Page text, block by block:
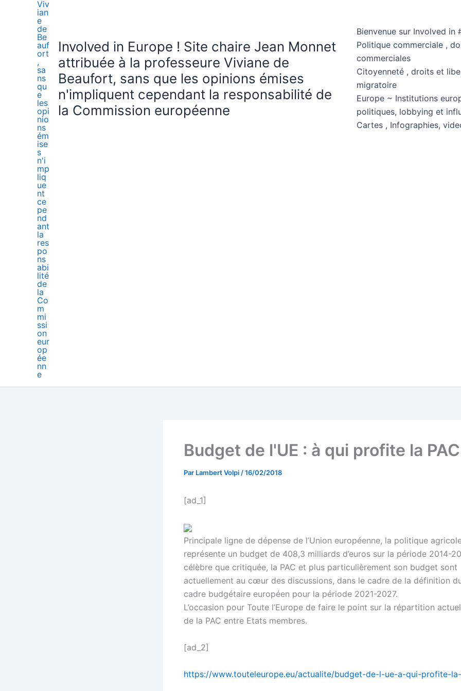
Involved in Europe ! Site chaire Jean Monnet
attribuée à la professeure Viviane de
Beaufort, sans que les opinions émises
n'impliquent cependant la responsabilité de
la Commission européenne
Bienvenue sur Involved in
Politique commerciale ,
commerciales
Citoyenneté , droits et
migratoire
Europe ~ Institutions
politiques, lobbying et
Cartes , Infographies,
Budget de l'UE : à qui profite la
Par Lambert Volpi /16/02/2018
[ad_1]
Principale ligne de dépense de l’Union européenne, la politique
représente un budget de 408,3 milliards d’euros sur la période 2014-
célèbre que critiquée, la PAC et plus particulièrement son budget sont
actuellement au cœur des discussions, dans le cadre de la définition
cadre budgétaire européen pour la période 2021-2027.
L’occasion pour Toute l’Europe de faire le point sur la répartition
de la PAC entre Etats membres.
[ad_2]
https://www.touteleurope.eu/actualite/budget-de-l-ue-a-qui-profite-